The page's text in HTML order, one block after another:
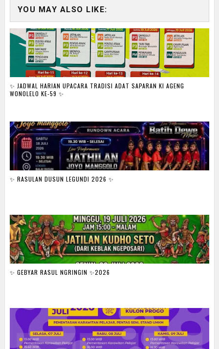
YOU MAY ALSO LIKE:
✨ JADWAL HARIAN UPACARA TRADISI ADAT SAPARAN KI AGENG
WONOLELO KE-59 ✨
✨ RASULAN DUSUN LEGUNDI 2026 ✨
✨ GEBYAR RASUL NGRINGIN ✨2026